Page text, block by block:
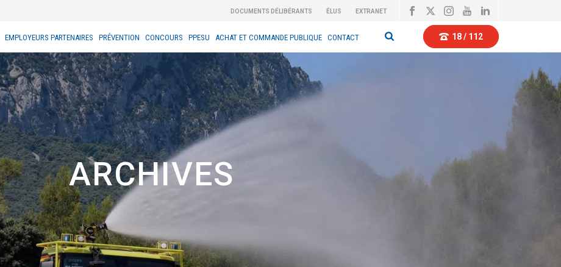
DOCUMENTS DÉLIBÉRANTS ÉLUS EXTRANET
EMPLOYEURS PARTENAIRES PRÉVENTION CONCOURS PPESU ACHAT ET COMMANDE PUBLIQUE CONTACT 18 / 112
ARCHIVES